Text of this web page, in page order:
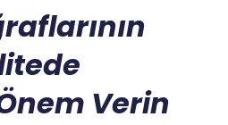
Verin